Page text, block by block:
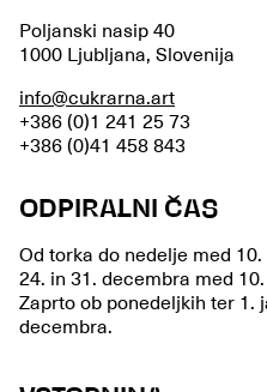
Poljanski nasip 40
1000 Ljubljana, Slovenija
info@cukrarna.art
+386 (0)1 241 25 73
+386 (0)41 458 843
ODPIRALNI ČAS
Od torka do nedelje med 10.
24. in 31. decembra med
Zaprto ob ponedeljkih ter 1.
decembra.